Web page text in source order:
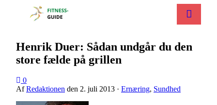
Henrik Duer: Sådan undgår du den
store fælde på grillen
0
AfRedaktionen den 2. juli 2013 · Ernæring, Sundhed